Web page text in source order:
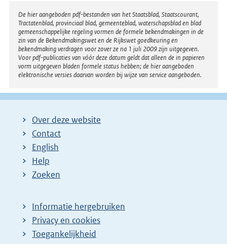
Disclaimer
De hier aangeboden pdf-bestanden van het Staatsblad, Staatscourant,
Tractatenblad, provinciaal blad, gemeenteblad, waterschapsblad en blad
gemeenschappelijke regeling vormen de formele bekendmakingen in de
zin van de Bekendmakingswet en de Rijkswet goedkeuring en
bekendmaking verdragen voor zover ze na 1 juli 2009 zijn uitgegeven.
Voor pdf-publicaties van vóór deze datum geldt dat alleen de in papieren
vorm uitgegeven bladen formele status hebben; de hier aangeboden
elektronische versies daarvan worden bij wijze van service aangeboden.
Over deze website
Contact
English
Help
Zoeken
Informatie hergebruiken
Privacy en cookies
Toegankelijkheid